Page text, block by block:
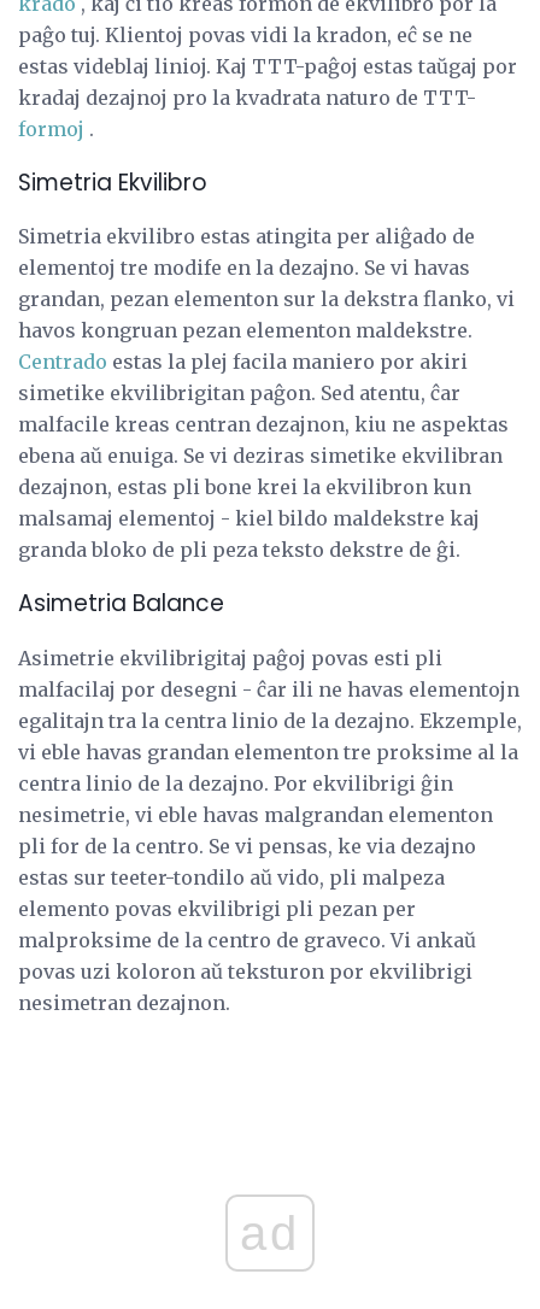
paĝo tuj. Klientoj povas vidi la kradon, eĉ se ne
estas videblaj linioj. Kaj TTT-paĝoj estas taŭgaj por
kradaj dezajnoj pro la kvadrata naturo de TTT-
formoj .
Simetria Ekvilibro
Simetria ekvilibro estas atingita per aliĝado de
elementoj tre modife en la dezajno. Se vi havas
grandan, pezan elementon sur la dekstra flanko, vi
havos kongruan pezan elementon maldekstre.
Centrado estas la plej facila maniero por akiri
simetike ekvilibrigitan paĝon. Sed atentu, ĉar
malfacile kreas centran dezajnon, kiu ne aspektas
ebena aŭ enuiga. Se vi deziras simetike ekvilibran
dezajnon, estas pli bone krei la ekvilibron kun
malsamaj elementoj - kiel bildo maldekstre kaj
granda bloko de pli peza teksto dekstre de ĝi.
Asimetria Balance
Asimetrie ekvilibrigitaj paĝoj povas esti pli
malfacilaj por desegni - ĉar ili ne havas elementojn
egalitajn tra la centra linio de la dezajno. Ekzemple,
vi eble havas grandan elementon tre proksime al la
centra linio de la dezajno. Por ekvilibrigi ĝin
nesimetrie, vi eble havas malgrandan elementon
pli for de la centro. Se vi pensas, ke via dezajno
estas sur teeter-tondilo aŭ vido, pli malpeza
elemento povas ekvilibrigi pli pezan per
malproksime de la centro de graveco. Vi ankaŭ
povas uzi koloron aŭ teksturon por ekvilibrigi
nesimetran dezajnon.
ad